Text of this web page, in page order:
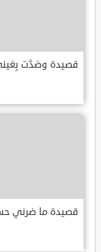
قصيدة وصَدَّت
قصيدة ما ضرني